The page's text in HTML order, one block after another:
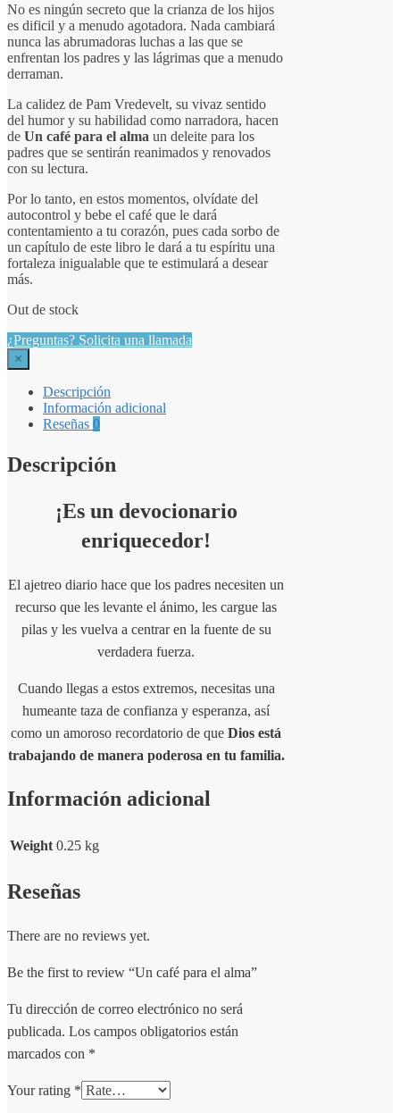
No es ningún secreto que la crianza de los hijos
es dificil y a menudo agotadora. Nada cambiará
nunca las abrumadoras luchas a las que se
enfrentan los padres y las lágrimas que a menudo
derraman.
La calidez de Pam Vredevelt, su vivaz sentido
del humor y su habilidad como narradora, hacen
de Un café para el alma un deleite para los
padres que se sentirán reanimados y renovados
con su lectura.
Por lo tanto, en estos momentos, olvídate del
autocontrol y bebe el café que le dará
contentamiento a tu corazón, pues cada sorbo de
un capítulo de este libro le dará a tu espíritu una
fortaleza inigualable que te estimulará a desear
más.
Out de stock
¿Preguntas? Solicita una llamada
×
Descripción
Información adicional
Reseñas 0
Descripción
¡Es un devocionario
enriquecedor!
El ajetreo diario hace que los padres necesiten un
recurso que les levante el ánimo, les cargue las
pilas y les vuelva a centrar en la fuente de su
verdadera fuerza.
Cuando llegas a estos extremos, necesitas una
humeante taza de confianza y esperanza, así
como un amoroso recordatorio de queDios está
trabajando de manera poderosa en tu familia.
Información adicional
Weight 0.25 kg
Reseñas
There are no reviews yet.
Be the first to review “Un café para el alma”
Tu dirección de correo electrónico no será
publicada. Los campos obligatorios están
marcados con *
Your rating *